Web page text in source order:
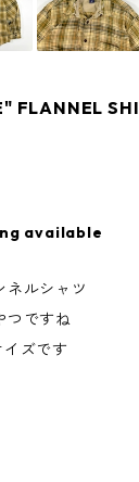
FLANNEL
available
ネルシャツ
つですね
ズです